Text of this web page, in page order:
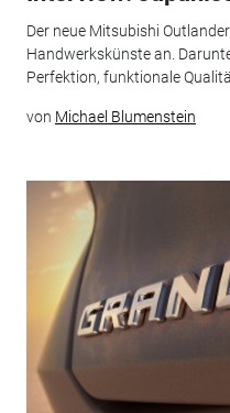
Der neue Mitsubishi
Handwerkskünste an.
Perfektion, funktionale
von Michael Blumenstein